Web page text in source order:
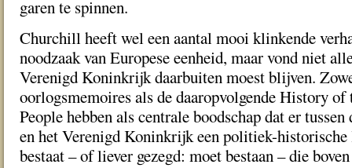
garen te spinnen.
Churchill heeft wel een aantal mooi klinkende
noodzaak van Europese eenheid, maar vond niet
Verenigd Koninkrijk daarbuiten moest blijven.
oorlogsmemoires als de daaropvolgende History
People hebben als centrale boodschap dat er
en het Verenigd Koninkrijk een politiek-historische
bestaat – of liever gezegd: moet bestaan – die